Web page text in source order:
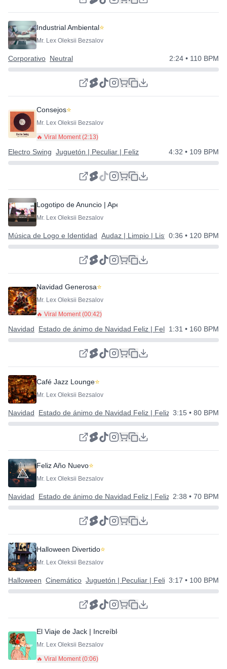
Industrial Ambiental⭐
Mr. Lex Oleksii Bezsalov
Corporativo Neutral 2:24 • 110 BPM
Consejos⭐
Mr. Lex Oleksii Bezsalov
🔥 Viral Moment (2:13)
Electro Swing Juguetón | Peculiar | Feliz 4:32 • 109 BPM
Logotipo de Anuncio | Apertura | Introducción
Mr. Lex Oleksii Bezsalov
Música de Logo e Identidad Audaz | Limpio | Listo para Branding
0:36 • 120 BPM
Navidad Generosa⭐
Mr. Lex Oleksii Bezsalov
🔥 Viral Moment (00:42)
Navidad Estado de ánimo de Navidad Feliz | Feliz Año Nuevo
1:31 • 160 BPM
Café Jazz Lounge⭐
Mr. Lex Oleksii Bezsalov
Navidad Estado de ánimo de Navidad Feliz | Feliz Año Nuevo
3:15 • 80 BPM
Feliz Año Nuevo⭐
Mr. Lex Oleksii Bezsalov
Navidad Estado de ánimo de Navidad Feliz | Feliz Año Nuevo
2:38 • 70 BPM
Halloween Divertido⭐
Mr. Lex Oleksii Bezsalov
Halloween Cinemático Juguetón | Peculiar | Feliz 3:17 • 100 BPM
El Viaje de Jack | Increíble pista de Electro Swing
Mr. Lex Oleksii Bezsalov
🔥 Viral Moment (0:06)